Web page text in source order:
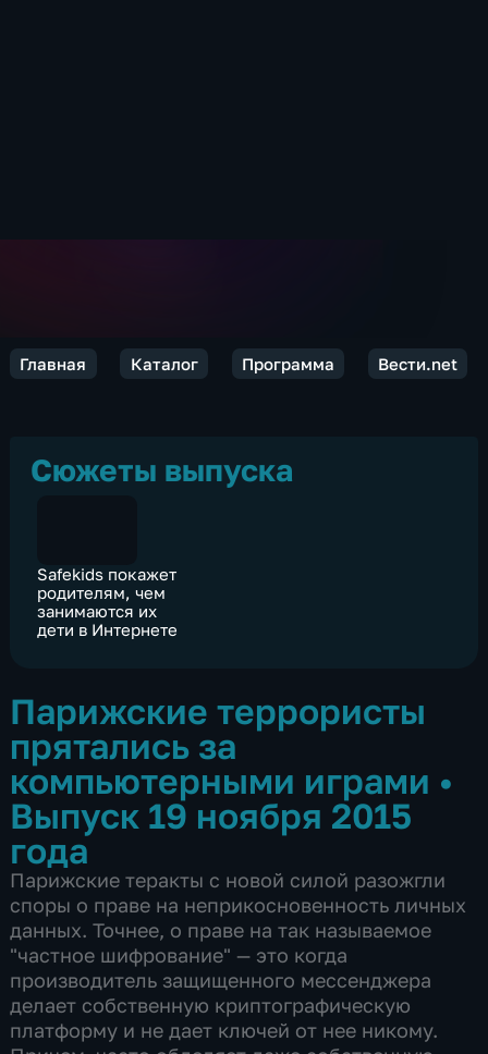
Главная Каталог Программа Вести.net
Сюжеты выпуска
Safekids покажет
родителям, чем
занимаются их
дети в Интернете
Парижские террористы
прятались за
компьютерными играми •
Выпуск 19 ноября 2015
года
Парижские теракты с новой силой разожгли
споры о праве на неприкосновенность личных
данных. Точнее, о праве на так называемое
"частное шифрование" — это когда
производитель защищенного мессенджера
делает собственную криптографическую
платформу и не дает ключей от нее никому.